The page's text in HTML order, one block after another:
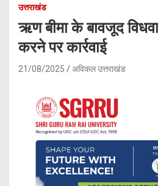
उत्तराखंड
ऋण बीमा के बावजूद
करने पर कार्रवाई
21/08/2025 अविकल उत्तराखंड